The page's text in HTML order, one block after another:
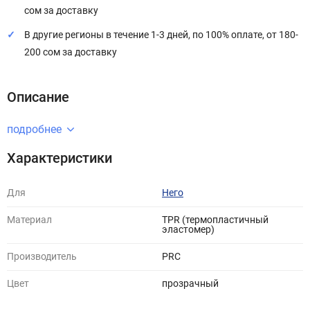
сом за доставку
В другие регионы в течение 1-3 дней, по 100% оплате, от 180-
200 сом за доставку
Описание
подробнее
Характеристики
Для Него
Материал
TPR (термопластичный
эластомер)
Производитель PRC
Цвет прозрачный